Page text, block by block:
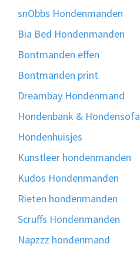
snObbs Hondenmanden
Bia Bed Hondenmanden
Bontmanden effen
Bontmanden print
Dreambay Hondenmand
Hondenbank & Hondensofa
Hondenhuisjes
Kunstleer hondenmanden
Kudos Hondenmanden
Rieten hondenmanden
Scruffs Hondenmanden
Napzzz hondenmand